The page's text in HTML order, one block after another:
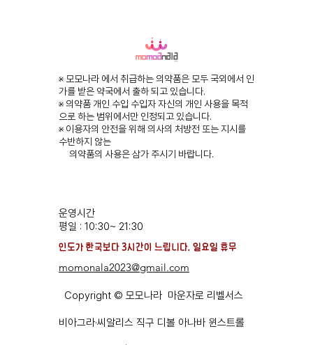
※ 모모나라 에서 취급하는 의약품은 모두 국외에서 인
가를 받은 약국에서 출하 되고 있습니다.
※ 의약품 개인 수입 수입자 자신의 개인 사용을 목적
으로 하는 범위에서만 인정되고 있습니다.
※ 이용자의 안전을 위해 의사의 처방전 또는 지시를
수반하지 않는
의약품의 사용은 삼가 주시기 바랍니다.
운영시간
평일 : 10:30~ 21:30
​인도가 한국보다 3시간이 느립니다. ​일요일 휴무
momonala2023@gmail.com
Copyright © 모모나라 마운자로 리벨서스
비아그라·씨알리스 직구 디볼 아나바 윈스트롤